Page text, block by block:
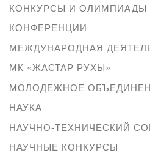
КОНКУРСЫ И ОЛИМПИАДЫ
КОНФЕРЕНЦИИ
МЕЖДУНАРОДНАЯ
МК «ЖАСТАР РУХЫ»
МОЛОДЕЖНОЕ
НАУКА
НАУЧНО-ТЕХНИЧЕСКИЙ
НАУЧНЫЕ КОНКУРСЫ